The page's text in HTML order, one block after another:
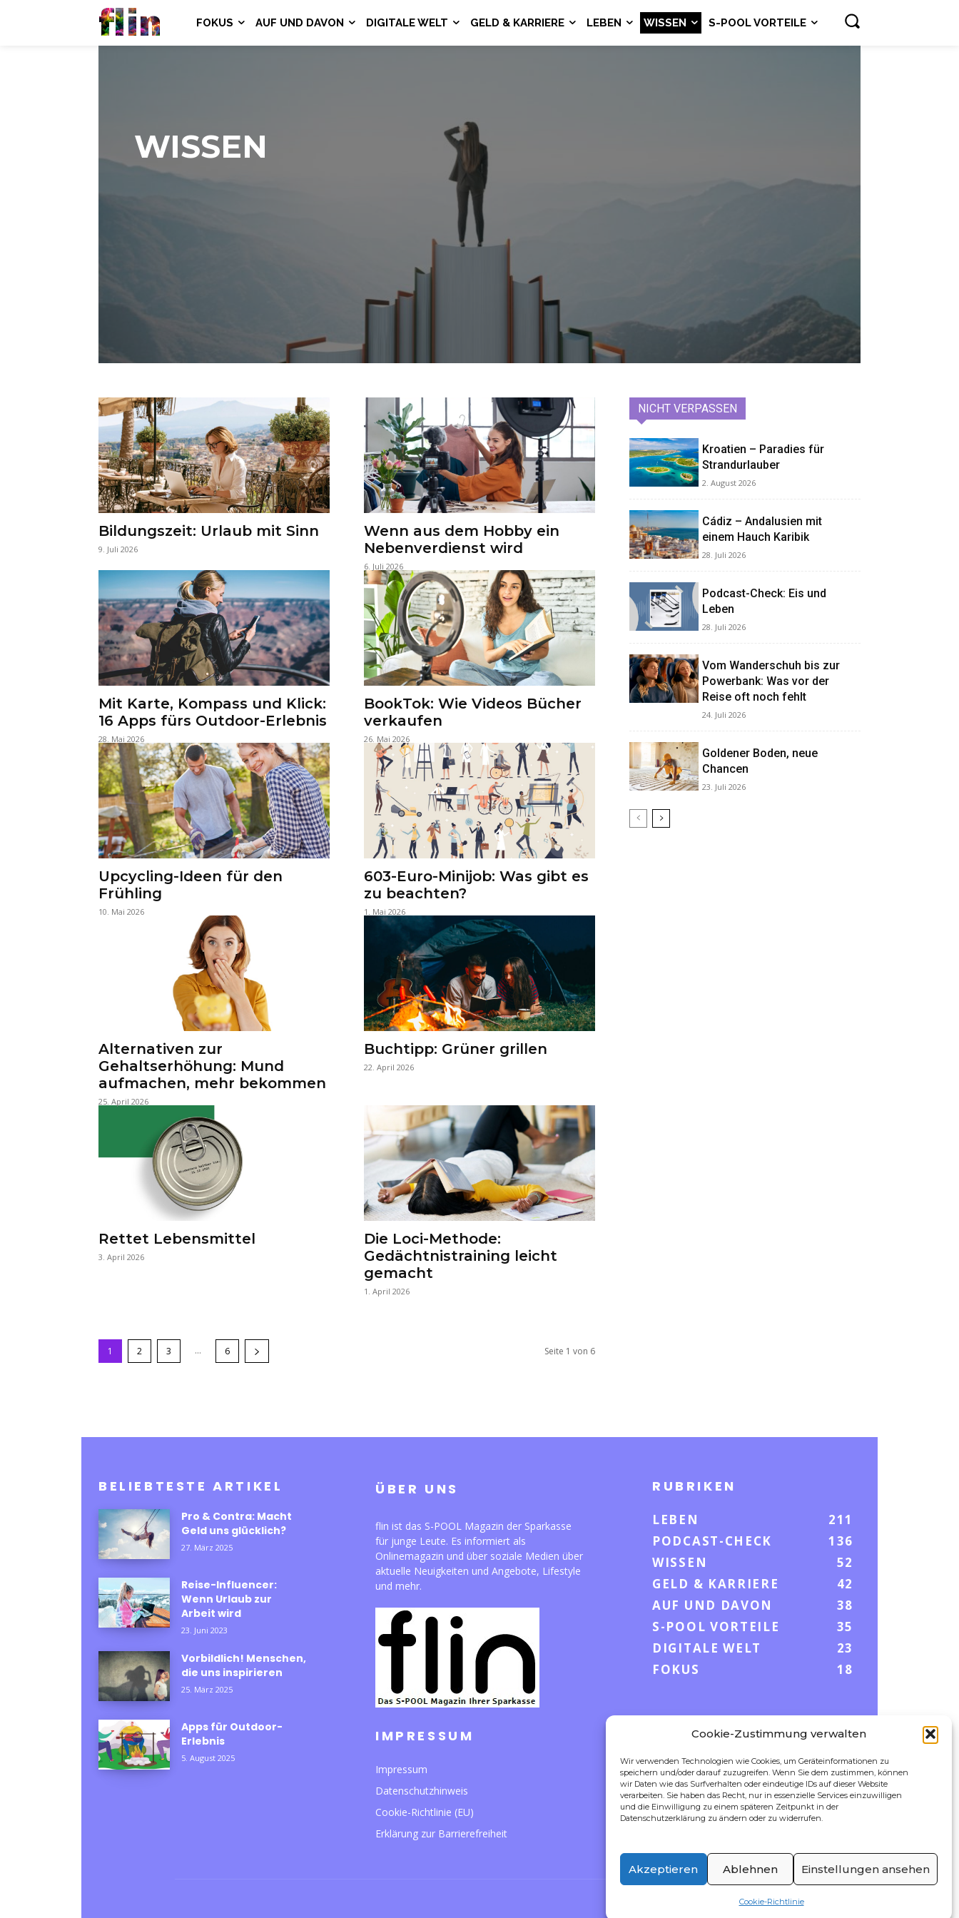
Cookie-Zustimmung verwalten
Wir verwenden Technologien wie Cookies, um Geräteinformationen zu
speichern und/oder darauf zuzugreifen. Wenn Sie dem zustimmen, können
wir Daten wie das Surfverhalten oder eindeutige IDs auf dieser Website
verarbeiten. Sie haben das Recht, nur in essenzielle Services einzuwilligen
und die Einwilligung zu einem späteren Zeitpunkt in der
Datenschutzerklärung zu ändern oder zu widerrufen.
Akzeptieren Ablehnen Einstellungen ansehen
Cookie-Richtlinie
flin FOKUS AUF UND DAVON DIGITALE WELT GELD & KARRIERE LEBEN WISSEN S-POOL VORTEILE
WISSEN
Bildungszeit: Urlaub mit Sinn
9. Juli 2026
Wenn aus dem Hobby ein
Nebenverdienst wird
6. Juli 2026
Mit Karte, Kompass und Klick:
16 Apps fürs Outdoor-Erlebnis
28. Mai 2026
BookTok: Wie Videos Bücher
verkaufen
26. Mai 2026
Upcycling-Ideen für den
Frühling
10. Mai 2026
603-Euro-Minijob: Was gibt es
zu beachten?
1. Mai 2026
Alternativen zur
Gehaltserhöhung: Mund
aufmachen, mehr bekommen
25. April 2026
Buchtipp: Grüner grillen
22. April 2026
Rettet Lebensmittel
3. April 2026
Die Loci-Methode:
Gedächtnistraining leicht
gemacht
1. April 2026
1 2 3 ... 6 Seite 1 von 6
NICHT VERPASSEN
Kroatien – Paradies für
Strandurlauber
2. August 2026
Cádiz – Andalusien mit
einem Hauch Karibik
28. Juli 2026
Podcast-Check: Eis und
Leben
28. Juli 2026
Vom Wanderschuh bis zur
Powerbank: Was vor der
Reise oft noch fehlt
24. Juli 2026
Goldener Boden, neue
Chancen
23. Juli 2026
BELIEBTESTE ARTIKEL
Pro & Contra: Macht
Geld uns glücklich?
27. März 2025
Reise-Influencer:
Wenn Urlaub zur
Arbeit wird
23. Juni 2023
Vorbildlich! Menschen,
die uns inspirieren
25. März 2025
Apps für Outdoor-
Erlebnis
5. August 2025
ÜBER UNS
flin ist das S-POOL Magazin der Sparkasse
für junge Leute. Es informiert als
Onlinemagazin und über soziale Medien über
aktuelle Neuigkeiten und Angebote, Lifestyle
und mehr.
IMPRESSUM
Impressum
Datenschutzhinweis
Cookie-Richtlinie (EU)
Erklärung zur Barrierefreiheit
RUBRIKEN
LEBEN
211
PODCAST-CHECK
136
WISSEN
52
GELD & KARRIERE
42
AUF UND DAVON
38
S-POOL VORTEILE
35
DIGITALE WELT
23
FOKUS
18
FOLLOW US